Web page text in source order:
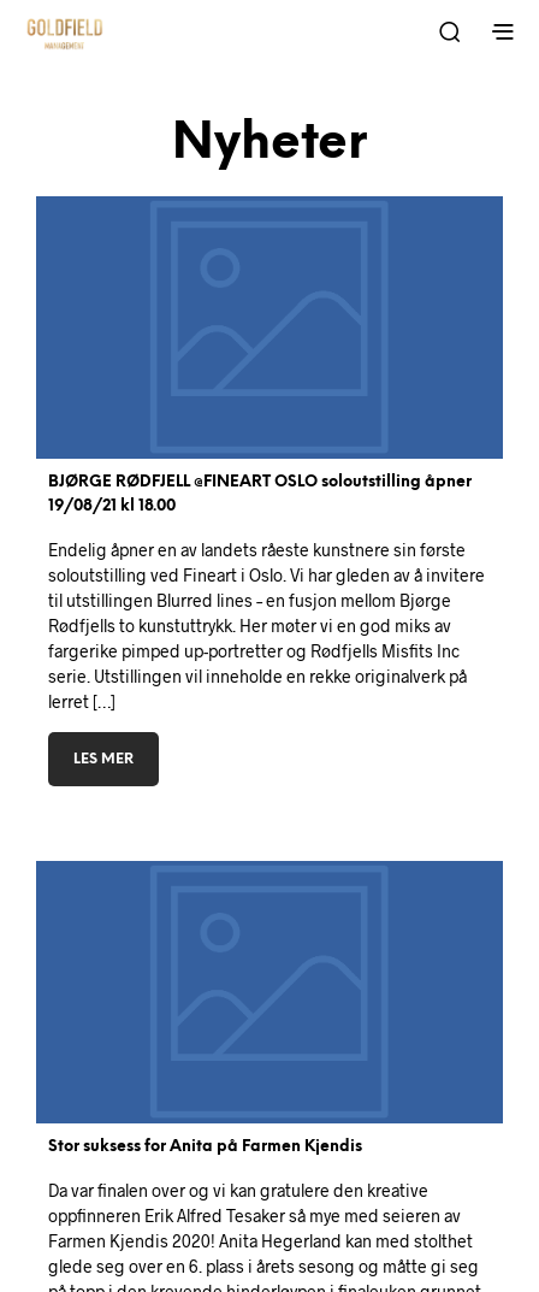
Nyheter
BJØRGE RØDFJELL @FINEART OSLO soloutstilling åpner
19/08/21 kl 18.00
Endelig åpner en av landets råeste kunstnere sin første
soloutstilling ved Fineart i Oslo. Vi har gleden av å invitere
til utstillingen Blurred lines – en fusjon mellom Bjørge
Rødfjells to kunstuttrykk. Her møter vi en god miks av
fargerike pimped up-portretter og Rødfjells Misfits Inc
serie. Utstillingen vil inneholde en rekke originalverk på
lerret […]
LES MER
Stor suksess for Anita på Farmen Kjendis
Da var finalen over og vi kan gratulere den kreative
oppfinneren Erik Alfred Tesaker så mye med seieren av
Farmen Kjendis 2020! Anita Hegerland kan med stolthet
glede seg over en 6. plass i årets sesong og måtte gi seg